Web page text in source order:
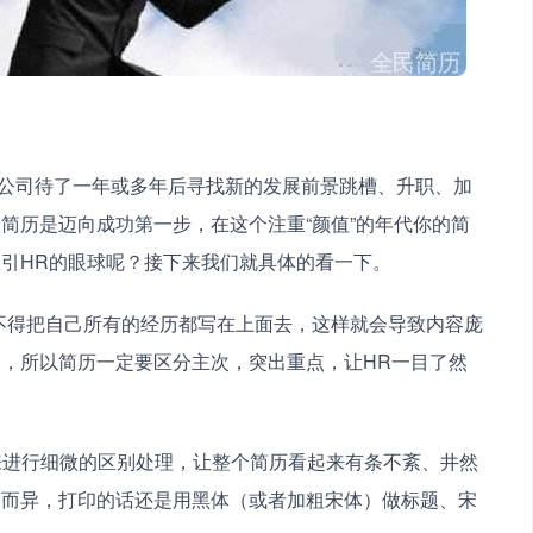
历是迈向成功第一步，在这个注重“颜值”的年代你的简
HR的眼球呢？接下来我们就具体的看一下。
所以简历一定要区分主次，突出重点，让HR一目了然
异，打印的话还是用黑体（或者加粗宋体）做标题、宋